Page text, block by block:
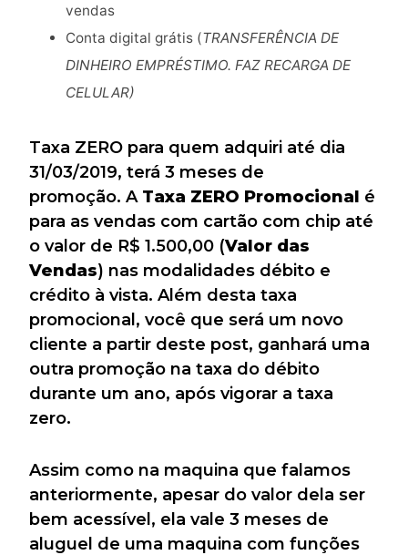
vendas
Conta digital grátis (TRANSFERÊNCIA DE
DINHEIRO EMPRÉSTIMO. FAZ RECARGA DE
CELULAR)
Taxa ZERO para quem adquiri até dia
31/03/2019, terá 3 meses de
promoção. A Taxa ZERO Promocional é
para as vendas com cartão com chip até
o valor de R$ 1.500,00 (Valor das
Vendas) nas modalidades débito e
crédito à vista. Além desta taxa
promocional, você que será um novo
cliente a partir deste post, ganhará uma
outra promoção na taxa do débito
durante um ano, após vigorar a taxa
zero.
Assim como na maquina que falamos
anteriormente, apesar do valor dela ser
bem acessível, ela vale 3 meses de
aluguel de uma maquina com funções